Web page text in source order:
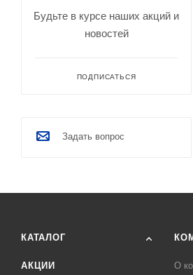
Будьте в курсе наших акций и
новостей
ПОДПИСАТЬСЯ
Задать вопрос
КАТАЛОГ
АКЦИИ
О